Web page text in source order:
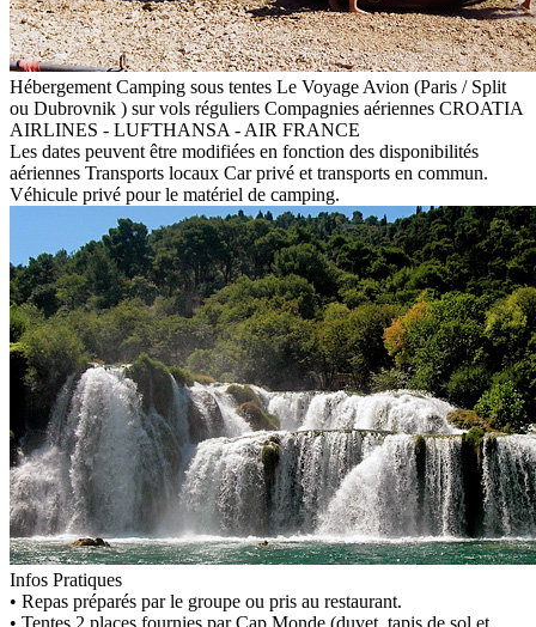
Hébergement Camping sous tentes Le Voyage Avion (Paris / Split
ou Dubrovnik ) sur vols réguliers Compagnies aériennes CROATIA
AIRLINES - LUFTHANSA - AIR FRANCE
Les dates peuvent être modifiées en fonction des disponibilités
aériennes Transports locaux Car privé et transports en commun.
Véhicule privé pour le matériel de camping.
Infos Pratiques
• Repas préparés par le groupe ou pris au restaurant.